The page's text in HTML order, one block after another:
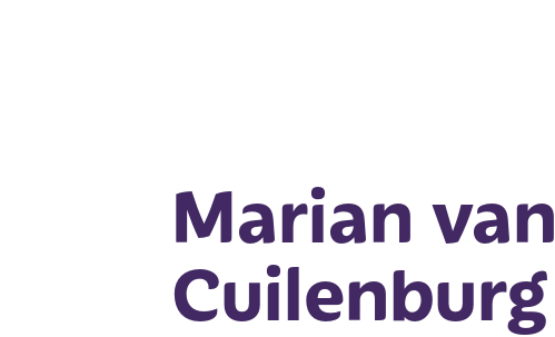
Marian van
Cuilenburg